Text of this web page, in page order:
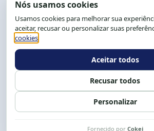
End.: R. da Graça, 150.
CEP: 40.150-055
Salvador-BA, Brasil.
Tel.: (71) 2104-5457, Cel.: (71) 9 9239-
Expediente: 8h às 12h e 13 às
Siga nossas redes